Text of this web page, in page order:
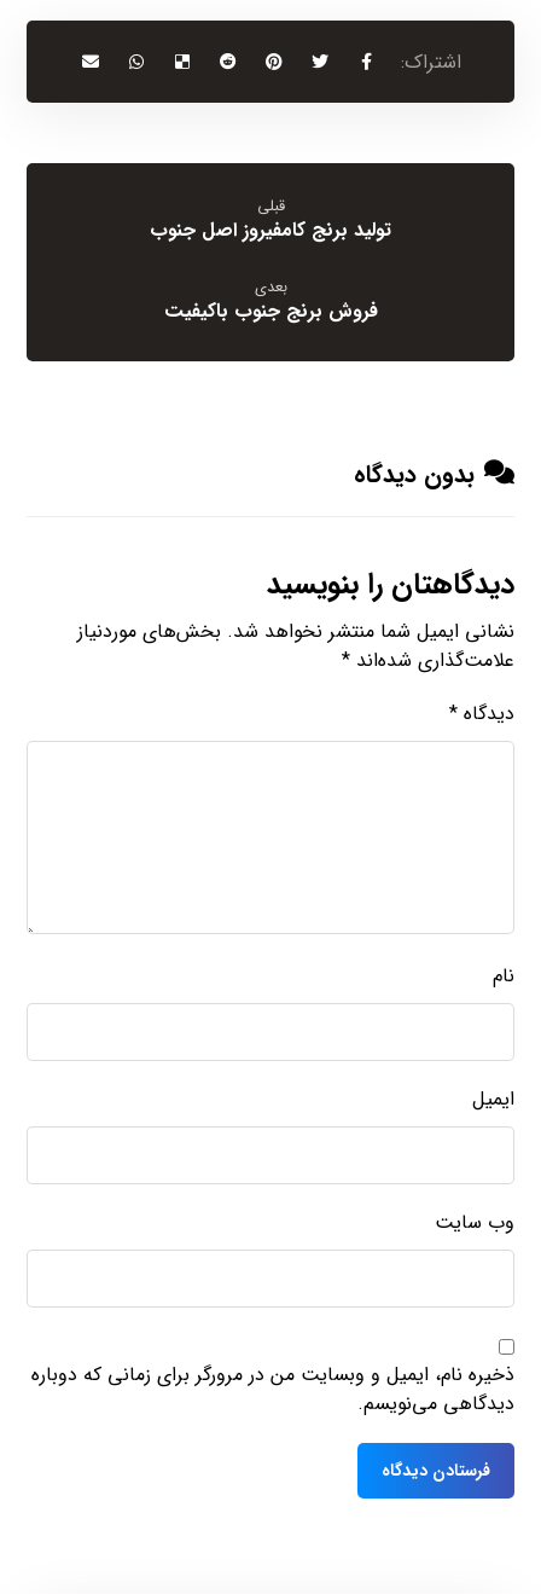
قبلی
تولید برنج کامفیروز اصل جنوب
بعدی
فروش برنج جنوب باکیفیت
بدون دیدگاه
دیدگاهتان را بنویسید
نشانی ایمیل شما منتشر نخواهد شد. بخش‌های موردنیاز
علامت‌گذاری شده‌اند*
دیدگاه*
نام
ایمیل
وب‌ سایت
ذخیره نام، ایمیل و وبسایت من در مرورگر برای زمانی که دوباره
دیدگاهی می‌نویسم.